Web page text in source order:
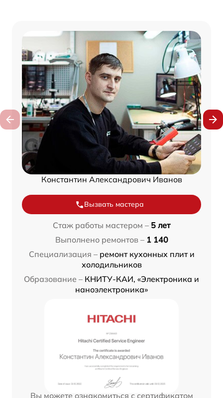
Константин Александрович Иванов
Вызвать мастера
Стаж работы мастером – 5 лет
Выполнено ремонтов – 1 140
Специализация – ремонт кухонных плит и
холодильников
Образование – КНИТУ-КАИ, «Электроника и
наноэлектроника»
Вы можете ознакомиться с сертификатом